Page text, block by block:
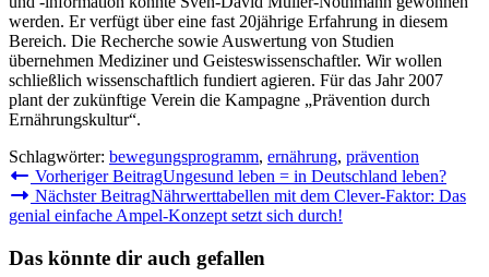
werden. Er verfügt über eine fast 20jährige Erfahrung in diesem
Bereich. Die Recherche sowie Auswertung von Studien
übernehmen Mediziner und Geisteswissenschaftler. Wir wollen
schließlich wissenschaftlich fundiert agieren. Für das Jahr 2007
plant der zukünftige Verein die Kampagne „Prävention durch
Ernährungskultur“.
Schlagwörter: bewegungsprogramm, ernährung, prävention
Weitere
Artikel
Vorheriger BeitragUngesund leben = in Deutschland leben?
Nächster BeitragNährwerttabellen mit dem Clever-Faktor: Das
genial einfache Ampel-Konzept setzt sich durch!
Das könnte dir auch gefallen